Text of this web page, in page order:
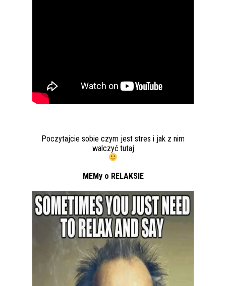
Poczytajcie sobie czym jest stres i jak z nim
walczyć tutaj
MEMy o RELAKSIE